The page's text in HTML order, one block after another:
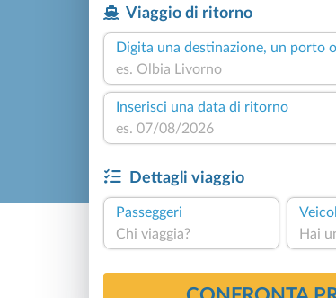
Viaggio di ritorno
Digita una destinazione, un porto
Inserisci una data di ritorno
Dettagli viaggio
Passeggeri
Chi viaggia?
Hai